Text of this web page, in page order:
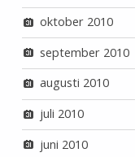
oktober 2010
september 2010
augusti 2010
juli 2010
juni 2010